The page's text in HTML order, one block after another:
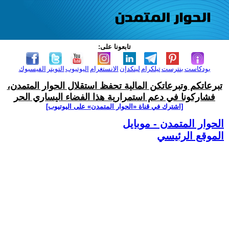
تابعونا على:
الفيسبوك التويتر اليوتيوب الانستغرام لينكدإن تيلكرامبنترست بودكاست
تبرعاتكم وتبرعاتكن المالية تحفظ استقلال الحوار المتمدن،
فشاركونا في دعم استمرارية هذا الفضاء اليساري الحر
[اشترك في قناة ‫«الحوار المتمدن» على اليوتيوب]
الحوار المتمدن - موبايل
الموقع الرئيسي